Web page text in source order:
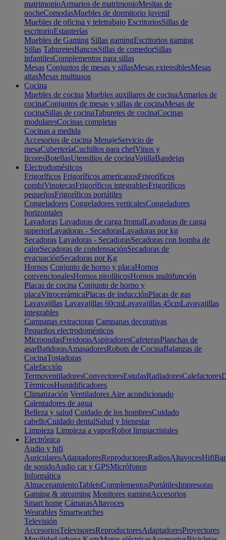
matrimonioArmarios de matrimonioMesitas de
nocheComodasMuebles de dormitorio juvenil
Muebles de oficina y teletrabajo EscritoriosSillas de
escritorioEstanterías
Muebles de Gaming Sillas gamingEscritorios gaming
Sillas TaburetesBancosSillas de comedorSillas
infantilesComplementos para sillas
Mesas Conjuntos de mesas y sillasMesas extensiblesMesas
altasMesas multiusos
Cocina
Muebles de cocina Muebles auxiliares de cocinaArmarios de
cocinaConjuntos de mesas y sillas de cocinaMesas de
cocinaSillas de cocinaTaburetes de cocinaCocinas
modularesCocinas completas
Cocinas a medida
Accesorios de cocina MenajeServicio de
mesaCuberteríaCuchillos para chefVinos y
licoresBotellasUtensilios de cocinaVajillaBandejas
Electrodomésticos
Frigoríficos Frigoríficos americanosFrigoríficos
combiVinotecasFrigoríficos integrablesFrigoríficos
pequeñosFrigoríficos portátiles
Congeladores Congeladores verticalesCongeladores
horizontales
Lavadoras Lavadoras de carga frontalLavadoras de carga
superiorLavadoras - SecadorasLavadoras por kg
Secadoras Lavadoras - SecadorasSecadoras con bomba de
calorSecadoras de condensaciónSecadoras de
evacuaciónSecadoras por Kg
Hornos Conjunto de horno y placaHornos
convencionalesHornos pirolíticosHornos multifunción
Placas de cocina Conjunto de horno y
placaVitrocerámicaPlacas de inducciónPlacas de gas
Lavavajillas Lavavajillas 60cmLavavajillas 45cmLavavajillas
integrables
Campanas extractoras Campanas decorativas
Pequeños electrodomésticos
MicroondasFreidorasAspiradoresCafeterasPlanchas de
asarBatidorasAmasadoresRobots de CocinaBalanzas de
CocinaTostadoras
Calefacción
TermoventiladoresConvectoresEstufasRadiadoresCalefactores
TérmicosHumidificadores
Climatización Ventiladores Aire acondicionado
Calentadores de agua
Belleza y salud Cuidado de los hombresCuidado
cabelloCuidado dentalSalud y bienestar
Limpieza Limpieza a vaporRobot limpiacristales
Electrónica
Audio y hifi
AuricularesAdaptadoresReproductoresRadiosAltavocesHifi
de sonidoAudio car y GPSMicrófonos
Informática
AlmacenamientoTabletsComplementosPortátilesImpresoras
Gaming & streaming Monitores gamingAccesorios
Smart home CámarasAltavoces
Wearables Smartwatches
Televisión
AccesoriosTelevisoresReproductoresAdaptadoresProyectores